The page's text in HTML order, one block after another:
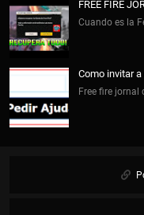
FREE FIRE
Cuando es la
Como invitar
Free fire